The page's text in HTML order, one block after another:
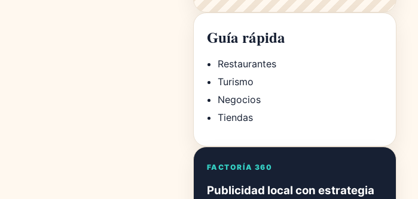
Guía rápida
Restaurantes
Turismo
Negocios
Tiendas
FACTORÍA 360
Publicidad local con estrategia